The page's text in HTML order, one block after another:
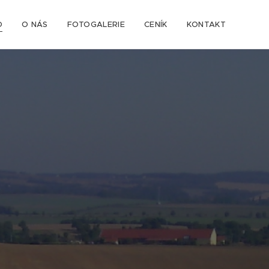
O NÁS FOTOGALERIE CENÍK KONTAKT